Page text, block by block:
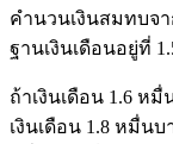
คำนวนเงินสมทบจ
ฐานเงินเดือนอยู่ที่
ถ้าเงินเดือน 1.6 ห
เงินเดือน 1.8 หมื่น